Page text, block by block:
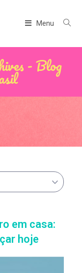
Menu
- Blog
em casa:
hoje